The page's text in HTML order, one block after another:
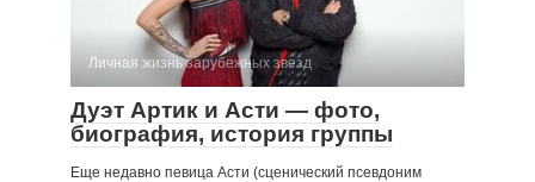
Личная жизнь зарубежных звезд
Дуэт Артик и Асти — фото,
биография, история группы
Еще недавно певица Асти (сценический псевдоним